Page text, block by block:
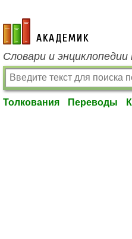
academic.ru
Словари и
Толкования Переводы